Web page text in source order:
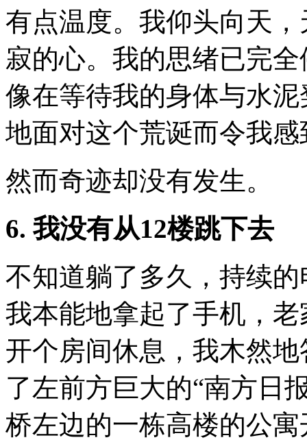
有点温度。我仰头向天
寂的心。我的思绪已完
像在等待我的身体与水
地面对这个荒诞而令我
然而奇迹却没有发生。
6. 我没有从12楼跳下去
不知道躺了多久，持续
我本能地拿起了手机，
开个房间休息，我木然
了左前方巨大的“南方日
桥左边的一栋高楼的公